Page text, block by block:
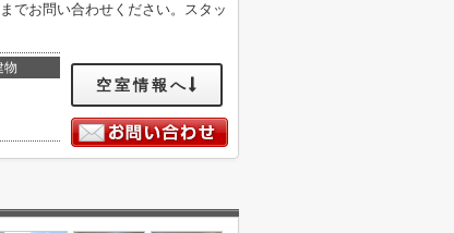
でお問い合わせください。スタッ
物
空室情報へ